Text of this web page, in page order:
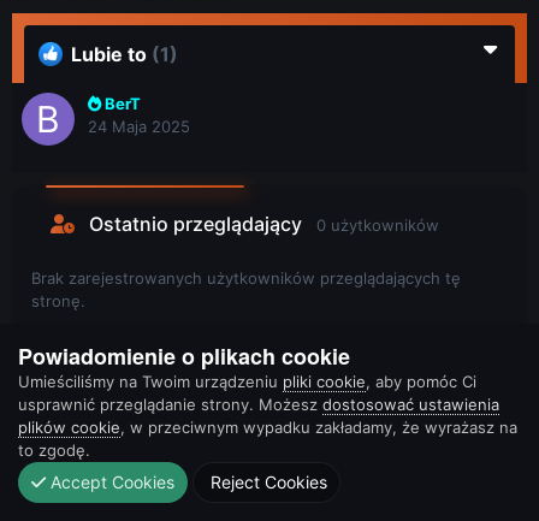
Lubie to (1)
BerT
24 Maja 2025
Ostatnio przeglądający 0 użytkowników
Brak zarejestrowanych użytkowników przeglądających tę
stronę.
Powiadomienie o plikach cookie
Umieściliśmy na Twoim urządzeniu pliki cookie, aby pomóc Ci
usprawnić przeglądanie strony. Możesz dostosować ustawienia
plików cookie, w przeciwnym wypadku zakładamy, że wyrażasz na
to zgodę.
Accept Cookies Reject Cookies